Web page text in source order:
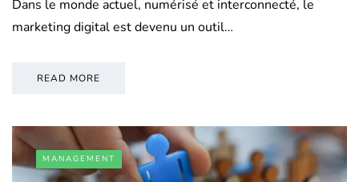
Dans le monde actuel, numérisé et interconnecté, le
marketing digital est devenu un outil…
READ MORE
MANAGEMENT